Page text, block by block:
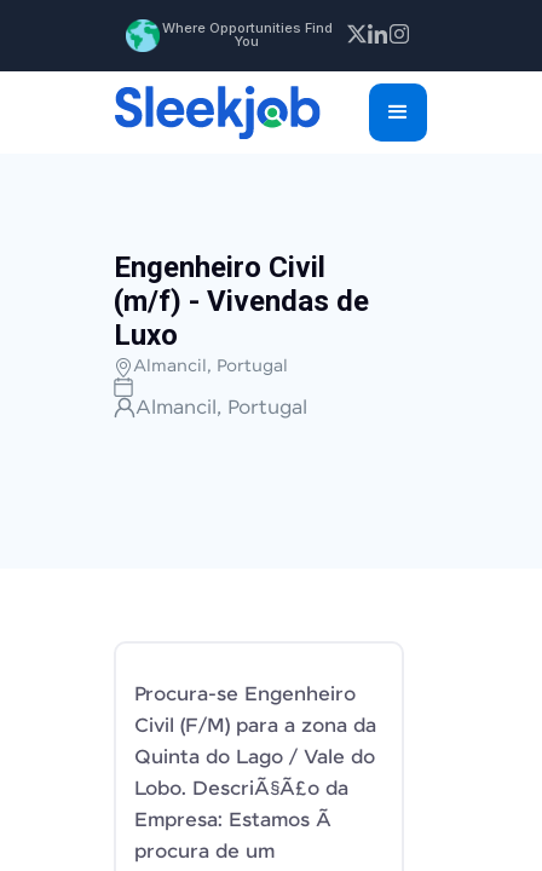
Where Opportunities Find
You
Engenheiro Civil
(m/f) - Vivendas de
Luxo
Almancil, Portugal
Almancil, Portugal
Procura-se Engenheiro
Civil (F/M) para a zona da
Quinta do Lago / Vale do
Lobo. DescriÃ§Ã£o da
Empresa: Estamos Ã
procura de um